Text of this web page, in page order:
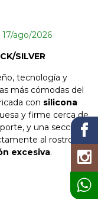
ago/2026
SILVER
tecnología y
más cómodas del
con silicona
y firme cerca de
y una sección
al rostro
excesiva.